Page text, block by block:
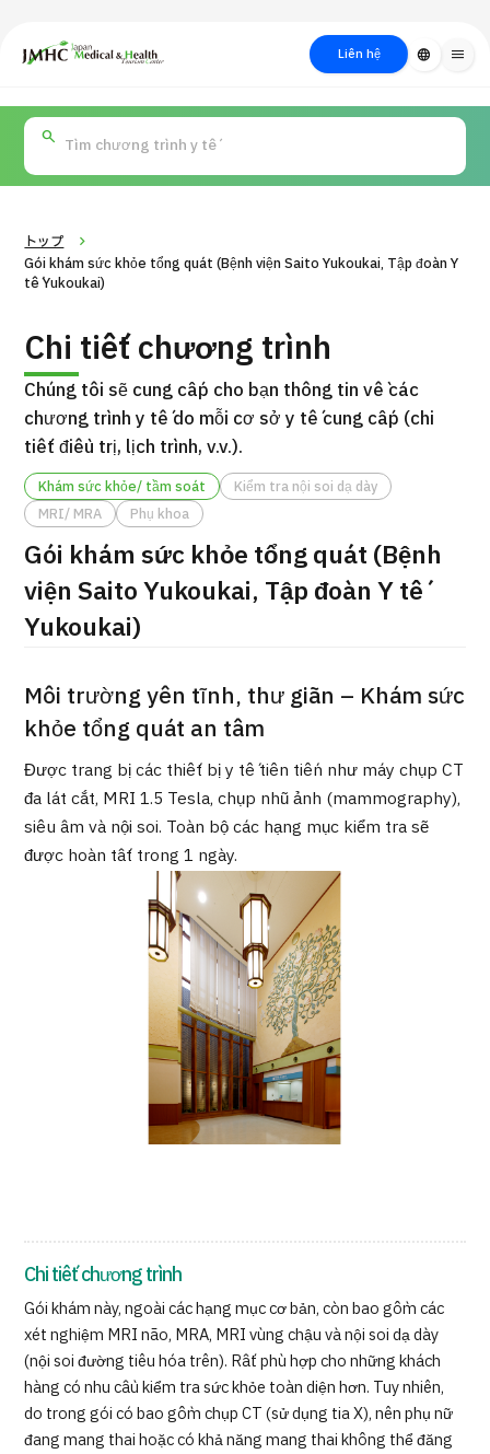
Trung tâm Du lịch Y tế & Sức khỏe Nhật Bản (JMHC)
Liên hệ language menu
Về Japan
Medical
Quy trình khám chữa
bệnh
Tìm theo
bộ phận
Tìm theo xét
nghiệm / phương
kiếm y
TOP
Giới thiệu
Quy trình khám chữa bệnh
Tìm theo bộ phận / bệnh
Tìm theo xét nghiệm / phương pháp /
Nội dung nổi bật
Dành cho cơ sở y tế
Công ty vận hành
Chính sách bảo vệ dữ liệu cá nhân
Hướng dẫn và chính sách của công ty
PICK UP PROGRAM
Gói dịch vụ ý kiến y tế thứ hai cho bệnh nhân quốc tế（Bệnh
viện Đa khoa Shonan Kamakura）
治療 治療
トップ
Gói khám sức khỏe tổng quát (Bệnh viện Saito Yukoukai, Tập đoàn Y
tế Yukoukai)
Chi tiết chương trình
Chúng tôi sẽ cung cấp cho bạn thông tin về các
chương trình y tế do mỗi cơ sở y tế cung cấp (chi
tiết điều trị, lịch trình, v.v.).
Khám sức khỏe/ tầm soát
Kiểm tra nội soi dạ dày
MRI/ MRA
Phụ khoa
Gói khám sức khỏe tổng quát (Bệnh
viện Saito Yukoukai, Tập đoàn Y tế
Yukoukai)
Môi trường yên tĩnh, thư giãn – Khám sức
khỏe tổng quát an tâm
Được trang bị các thiết bị y tế tiên tiến như máy chụp CT
đa lát cắt, MRI 1.5 Tesla, chụp nhũ ảnh (mammography),
siêu âm và nội soi. Toàn bộ các hạng mục kiểm tra sẽ
được hoàn tất trong 1 ngày.
Chi tiết chương trình
Gói khám này, ngoài các hạng mục cơ bản, còn bao gồm các
xét nghiệm MRI não, MRA, MRI vùng chậu và nội soi dạ dày
(nội soi đường tiêu hóa trên). Rất phù hợp cho những khách
hàng có nhu cầu kiểm tra sức khỏe toàn diện hơn. Tuy nhiên,
do trong gói có bao gồm chụp CT (sử dụng tia X), nên phụ nữ
đang mang thai hoặc có khả năng mang thai không thể đăng